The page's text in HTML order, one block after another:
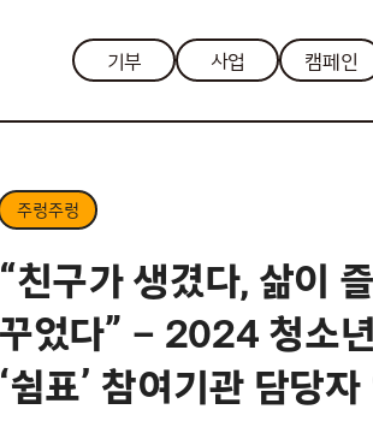
기부 사업 캠페인
주렁주렁
“친구가 생겼다, 삶이
꾸었다” – 2024 청소
‘쉼표’ 참여기관 담당